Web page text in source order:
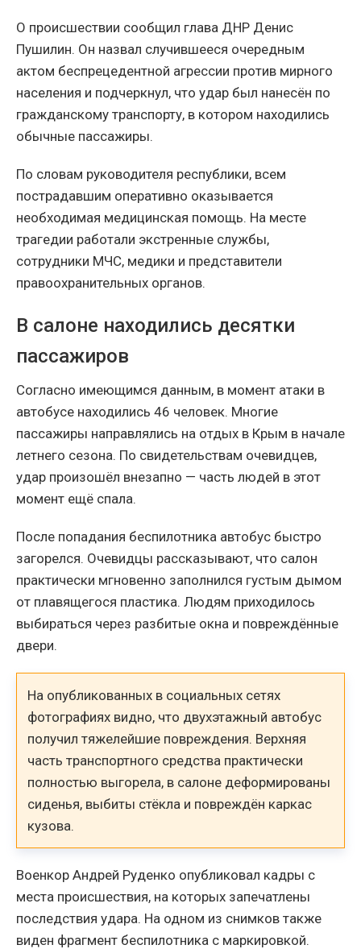
О происшествии сообщил глава ДНР Денис
Пушилин. Он назвал случившееся очередным
актом беспрецедентной агрессии против мирного
населения и подчеркнул, что удар был нанесён по
гражданскому транспорту, в котором находились
обычные пассажиры.
По словам руководителя республики, всем
пострадавшим оперативно оказывается
необходимая медицинская помощь. На месте
трагедии работали экстренные службы,
сотрудники МЧС, медики и представители
правоохранительных органов.
В салоне находились десятки
пассажиров
Согласно имеющимся данным, в момент атаки в
автобусе находились 46 человек. Многие
пассажиры направлялись на отдых в Крым в начале
летнего сезона. По свидетельствам очевидцев,
удар произошёл внезапно — часть людей в этот
момент ещё спала.
После попадания беспилотника автобус быстро
загорелся. Очевидцы рассказывают, что салон
практически мгновенно заполнился густым дымом
от плавящегося пластика. Людям приходилось
выбираться через разбитые окна и повреждённые
двери.
На опубликованных в социальных сетях
фотографиях видно, что двухэтажный автобус
получил тяжелейшие повреждения. Верхняя
часть транспортного средства практически
полностью выгорела, в салоне деформированы
сиденья, выбиты стёкла и повреждён каркас
кузова.
Военкор Андрей Руденко опубликовал кадры с
места происшествия, на которых запечатлены
последствия удара. На одном из снимков также
виден фрагмент беспилотника с маркировкой.